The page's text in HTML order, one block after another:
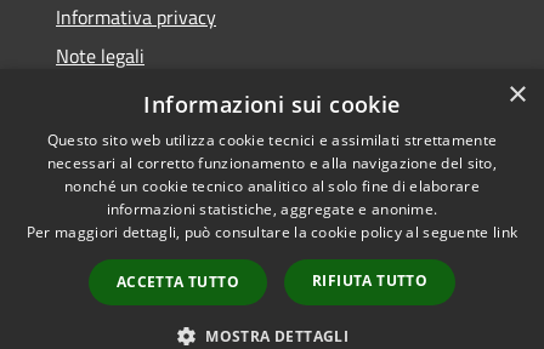
Informativa privacy
Note legali
Dichiarazione di accessibilità
Accessibilità
Copyright © 2026 • Comune di
Retorbido • Powered by
Municipium•
Accesso
redazione
×
Informazioni sui cookie
Questo sito web utilizza cookie tecnici e assimilati strettamente
necessari al corretto funzionamento e alla navigazione del sito,
nonché un cookie tecnico analitico al solo fine di elaborare
informazioni statistiche, aggregate e anonime.
Per maggiori dettagli, può consultare la cookie policy al seguente link
ACCETTA TUTTO RIFIUTA TUTTO
MOSTRA DETTAGLI